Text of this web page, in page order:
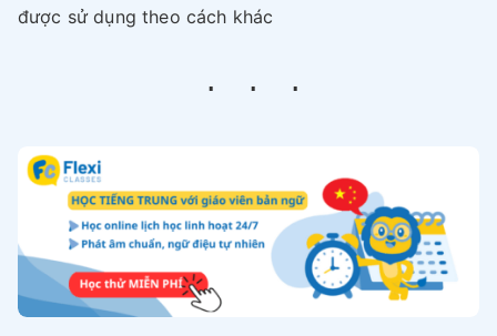
được sử dụng theo cách khác